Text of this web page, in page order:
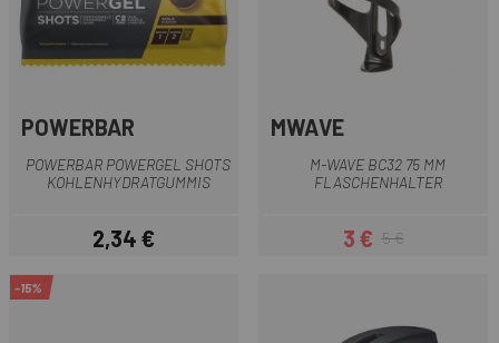
POWERBAR
POWERBAR POWERGEL SHOTS
KOHLENHYDRATGUMMIS
Preis
2,34 €
MWAVE
M-WAVE BC32 75 MM
FLASCHENHALTER
Preis
3 €Regulärer Preis
5 €
-15%